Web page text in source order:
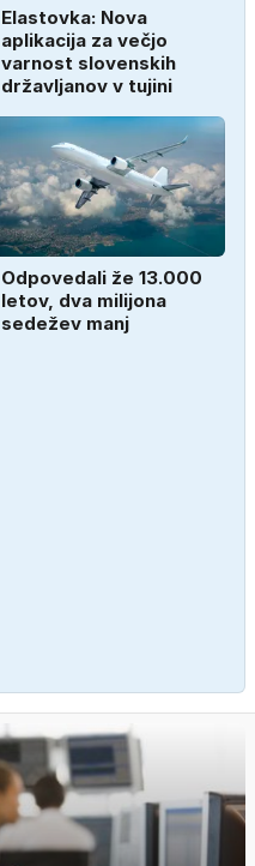
Elastovka: Nova
aplikacija za večjo
varnost slovenskih
državljanov v tujini
Odpovedali že 13.000
letov, dva milijona
sedežev manj